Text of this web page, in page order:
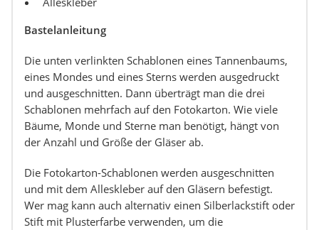
Bastelanleitung
Die unten verlinkten Schablonen eines Tannenbaums,
eines Mondes und eines Sterns werden ausgedruckt
und ausgeschnitten. Dann überträgt man die drei
Schablonen mehrfach auf den Fotokarton. Wie viele
Bäume, Monde und Sterne man benötigt, hängt von
der Anzahl und Größe der Gläser ab.
Die Fotokarton-Schablonen werden ausgeschnitten
und mit dem Alleskleber auf den Gläsern befestigt.
Wer mag kann auch alternativ einen Silberlackstift oder
Stift mit Plusterfarbe verwenden, um die